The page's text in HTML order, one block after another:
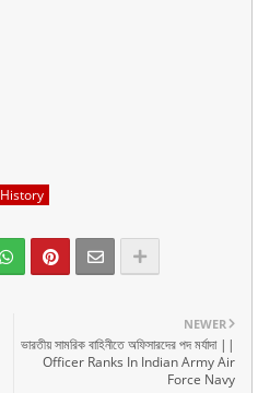
History
NEWER
ভারতীয় সামরিক বাহিনীতে অফিসারদের পদ মর্যাদা ||
Officer Ranks In Indian Army Air
Force Navy